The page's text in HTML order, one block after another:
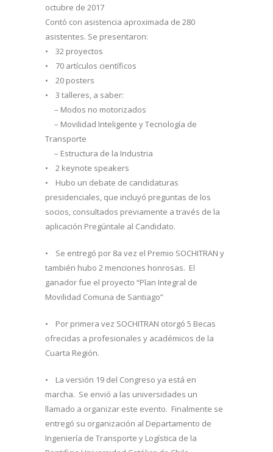
octubre de 2017
Contó con asistencia aproximada de 280
asistentes. Se presentaron:
• 32 proyectos
• 70 artículos científicos
• 20 posters
• 3 talleres, a saber:
– Modos no motorizados
– Movilidad Inteligente y Tecnología de
Transporte
– Estructura de la Industria
• 2 keynote speakers
• Hubo un debate de candidaturas
presidenciales, que incluyó preguntas de los
socios, consultados previamente a través de la
aplicación Pregúntale al Candidato.
• Se entregó por 8a vez el Premio SOCHITRAN y
también hubo 2 menciones honrosas. El
ganador fue el proyecto “Plan Integral de
Movilidad Comuna de Santiago”
• Por primera vez SOCHITRAN otorgó 5 Becas
ofrecidas a profesionales y académicos de la
Cuarta Región.
• La versión 19 del Congreso ya está en
marcha. Se envió a las universidades un
llamado a organizar este evento. Finalmente se
entregó su organización al Departamento de
Ingeniería de Transporte y Logística de la